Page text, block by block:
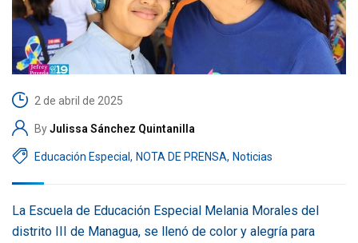
2 de abril de 2025
ByJulissa Sánchez Quintanilla
Educación Especial, NOTA DE PRENSA, Noticias
La Escuela de Educación Especial Melania Morales del
distrito III de Managua, se llenó de color y alegría para